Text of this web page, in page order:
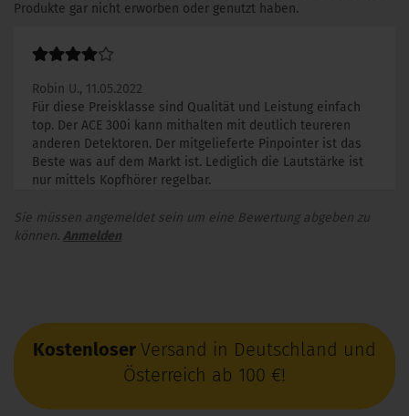
Produkte gar nicht erworben oder genutzt haben.
Robin U., 11.05.2022
Für diese Preisklasse sind Qualität und Leistung einfach
top. Der ACE 300i kann mithalten mit deutlich teureren
anderen Detektoren. Der mitgelieferte Pinpointer ist das
Beste was auf dem Markt ist. Lediglich die Lautstärke ist
nur mittels Kopfhörer regelbar.
Sie müssen angemeldet sein um eine Bewertung abgeben zu
können. Anmelden
Kostenloser Versand in Deutschland und
Österreich ab 100 €!